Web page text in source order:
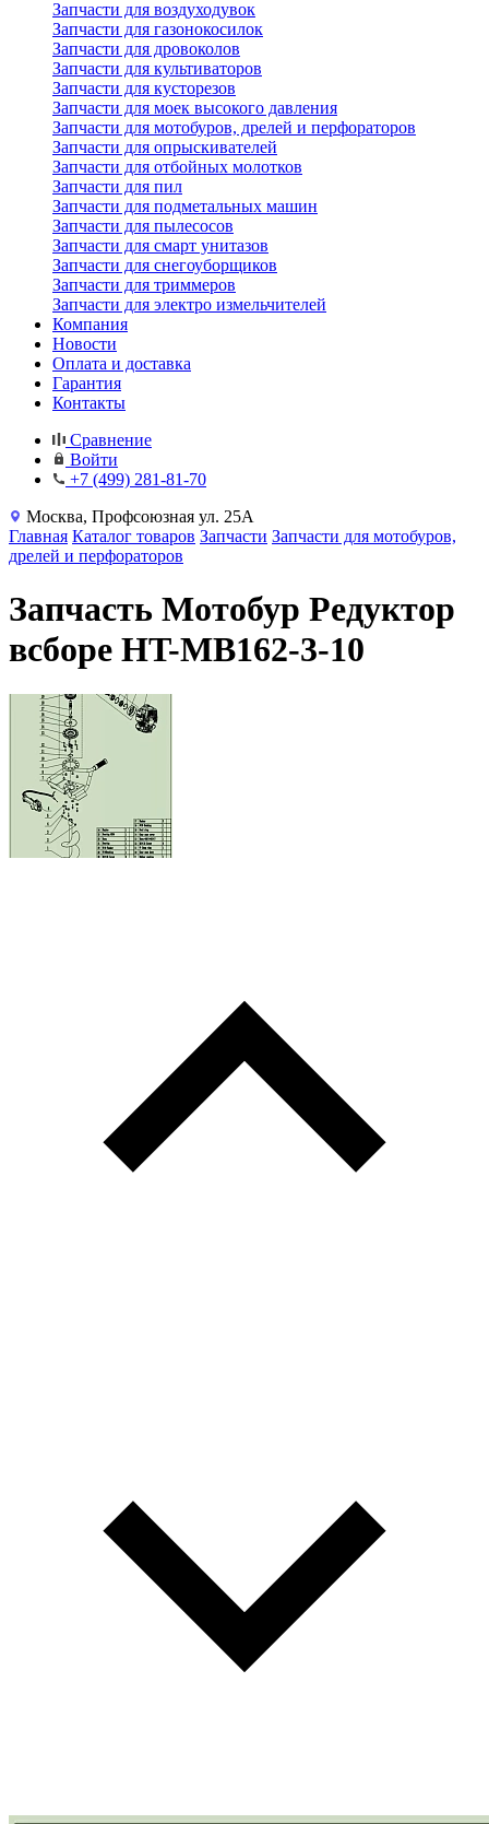
Запчасти для воздуходувок
Запчасти для газонокосилок
Запчасти для дровоколов
Запчасти для культиваторов
Запчасти для кусторезов
Запчасти для моек высокого давления
Запчасти для мотобуров, дрелей и перфораторов
Запчасти для опрыскивателей
Запчасти для отбойных молотков
Запчасти для пил
Запчасти для подметальных машин
Запчасти для пылесосов
Запчасти для смарт унитазов
Запчасти для снегоуборщиков
Запчасти для триммеров
Запчасти для электро измельчителей
Компания
Новости
Оплата и доставка
Гарантия
Контакты
Сравнение
Войти
+7 (499) 281-81-70
Москва, Профсоюзная ул. 25А
Главная Каталог товаров Запчасти Запчасти для мотобуров,
дрелей и перфораторов
Запчасть Мотобур Редуктор
всборе HT-MB162-3-10